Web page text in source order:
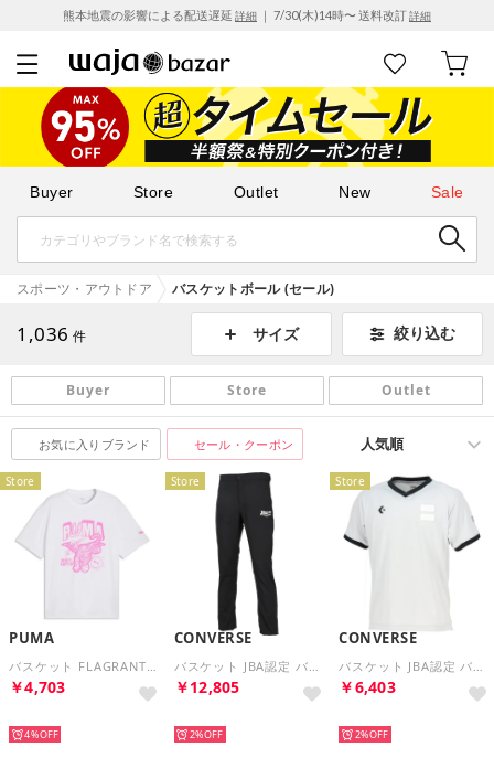
熊本地震の影響による配送遅延 詳細 ｜ 7/30(木)14時〜 送料改訂詳細
Buyer Store Outlet New Sale
スポーツ・アウトドア バスケットボール (セール)
1,036 件 サイズ 絞り込む
Buyer Store Outlet
お気に入りブランド セール・クーポン
Store
PUMA
￥4,703
4%
Store
CONVERSE
￥12,805
2%
Store
CONVERSE
￥6,403
2%